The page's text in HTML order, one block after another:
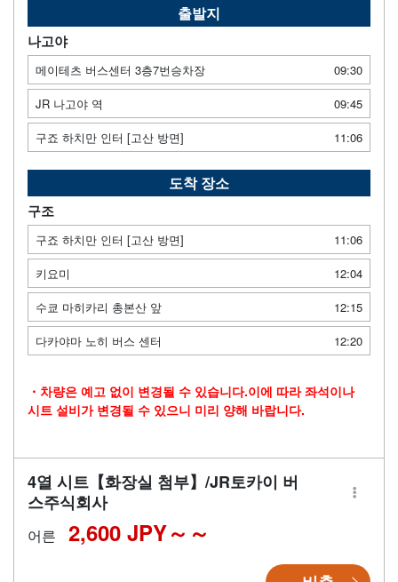
출발지
나고야
메이테츠 버스센터 3층7번승차장
09:30
JR 나고야 역
09:45
구죠 하치만 인터 [고산 방면]
11:06
도착 장소
구조
구죠 하치만 인터 [고산 방면]
11:06
키요미
12:04
수쿄 마히카리 총본산 앞
12:15
다카야마 노히 버스 센터
12:20
・차량은 예고 없이 변경될 수 있습니다.이에 따라 좌석이나
시트 설비가 변경될 수 있으니 미리 양해 바랍니다.
4열 시트【화장실 첨부】/JR토카이 버
스주식회사
어른 2,600 JPY～